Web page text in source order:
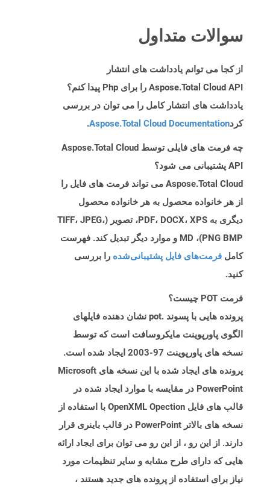
سوالات متداول
از کجا می توانم یادداشت های انتشار
Aspose.Total Cloud API را برای Php پیدا کنم؟
یادداشت های انتشار کامل را می توان در بررسی
کردAspose.Total Cloud Documentation
.
چه فرمت های فایلی توسط Aspose.Total Cloud
API پشتیبانی می شود؟
Aspose.Total Cloud می تواند فرمت های فایل را
از هر خانواده محصول به هر خانواده محصول
دیگری به PDF، DOCX، XPS، تصویر (TIFF، JPEG،
PNG BMP)، MD و موارد دیگر تبدیل کند. فهرست
کامل فرمت‌های فایل پشتیبانی‌شده را بررسی
کنید.
فرمت POT چیست؟
پرونده هایی با پسوند .pot نشان دهنده فایلهای
الگوی پاورپوینت مایکروسافت است که توسط
نسخه های پاورپوینت 97-2003 ایجاد شده است.
پرونده های ایجاد شده با این نسخه های Microsoft
PowerPoint در مقایسه با موارد ایجاد شده در
قالب های فایل OpenXML Opection با استفاده از
نسخه های بالاتر PowerPoint در قالب باینری قرار
دارند. از این رو ، از این رو می توان برای ایجاد ارائه
هایی که دارای طرح مشابه و سایر تنظیمات مورد
نیاز برای استفاده از پرونده های جدید هستند ،